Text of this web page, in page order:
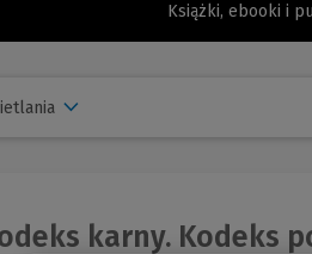
Książki, ebooki i
karny. Kodeks